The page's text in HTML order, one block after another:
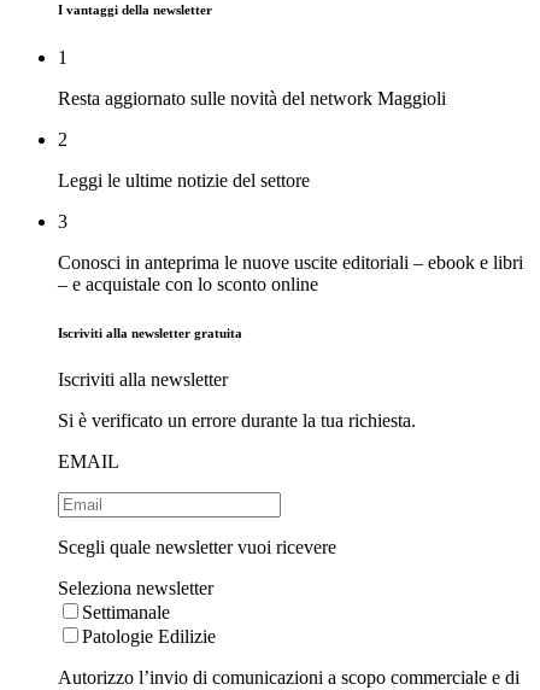
I vantaggi della newsletter
1
Resta aggiornato sulle novità del network Maggioli
2
Leggi le ultime notizie del settore
3
Conosci in anteprima le nuove uscite editoriali – ebook e libri
– e acquistale con lo sconto online
Iscriviti alla newsletter gratuita
Iscriviti alla newsletter
Si è verificato un errore durante la tua richiesta.
EMAIL
Scegli quale newsletter vuoi ricevere
Seleziona newsletter
Settimanale
Patologie Edilizie
Autorizzo l’invio di comunicazioni a scopo commerciale e di